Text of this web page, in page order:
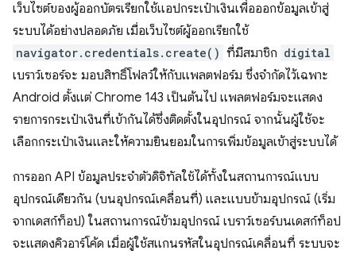
เว็บไซต์ของผู้ออกบัตรเรียกใช้แอปกระเป๋าเงินเพื่อออกข้อมูลเข้าสู่
ระบบได้อย่างปลอดภัย เมื่อเว็บไซต์ผู้ออกเรียกใช้
navigator.credentials.create() ที่มีสมาชิก digital
เบราว์เซอร์จะ มอบสิทธิ์โฟลว์ให้กับแพลตฟอร์ม ซึ่งจำกัดไว้เฉพาะ
Android ตั้งแต่ Chrome 143 เป็นต้นไป แพลตฟอร์มจะแสดง
รายการกระเป๋าเงินที่เข้ากันได้ซึ่งติดตั้งในอุปกรณ์ จากนั้นผู้ใช้จะ
เลือกกระเป๋าเงินและให้ความยินยอมในการเพิ่มข้อมูลเข้าสู่ระบบได้
การออก API ข้อมูลประจำตัวดิจิทัลใช้ได้ทั้งในสถานการณ์แบบ
อุปกรณ์เดียวกัน (บนอุปกรณ์เคลื่อนที่) และแบบข้ามอุปกรณ์ (เริ่ม
จากเดสก์ท็อป) ในสถานการณ์ข้ามอุปกรณ์ เบราว์เซอร์บนเดสก์ท็อป
จะแสดงคิวอาร์โค้ด เมื่อผู้ใช้สแกนรหัสในอุปกรณ์เคลื่อนที่ ระบบจะ